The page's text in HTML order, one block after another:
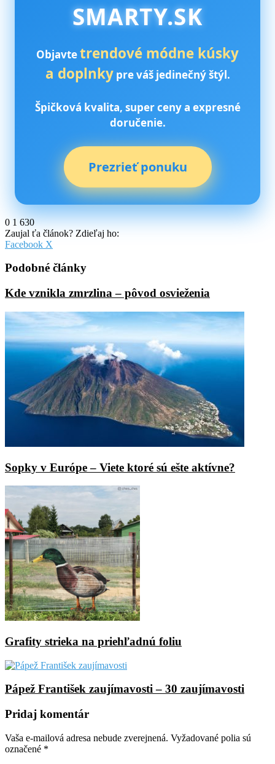
SMARTY.SK
Objavtetrendové módne kúsky
a doplnkypre váš jedinečný štýl.
Špičková kvalita, super ceny a expresné
doručenie.
Prezrieť ponuku
0 1 630
Zaujal ťa článok? Zdieľaj ho:
Facebook X
Email
Podobné články
Kde vznikla zmrzlina – pôvod osvieženia
Sopky v Európe – Viete ktoré sú ešte aktívne?
Grafity strieka na priehľadnú foliu
Pápež František zaujímavosti – 30 zaujímavosti
Pridaj komentár
Vaša e-mailová adresa nebude zverejnená. Vyžadované polia sú
označené *